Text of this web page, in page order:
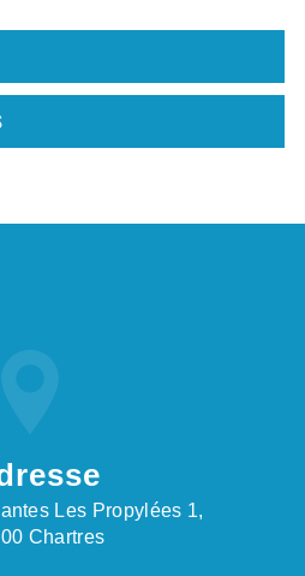
Les Propylées 1,
Chartres